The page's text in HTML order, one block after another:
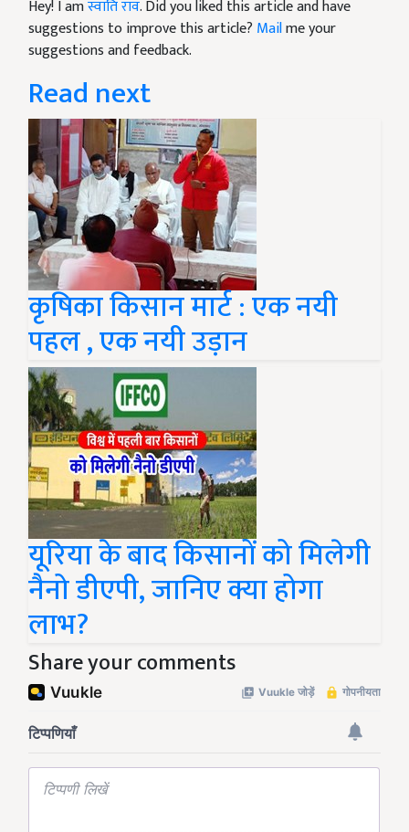
Hey! I amस्वाति राव. Did you liked this article and have
suggestions to improve this article? Mailme your
suggestions and feedback.
Read next
कृषिका किसान मार्ट : एक नयी
पहल , एक नयी उड़ान
यूरिया के बाद किसानों को मिलेगी
नैनो डीएपी, जानिए क्या होगा
लाभ?
Share your comments